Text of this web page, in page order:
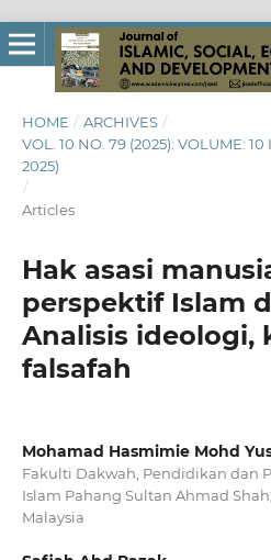
HOME / ARCHIVES /
VOL. 10 NO. 79 (2025): VOLUME: 10
2025)
/
Articles
Hak asasi
perspektif Islam
Analisis ideologi,
falsafah
Mohamad Hasmimie Mohd
Fakulti Dakwah, Pendidikan dan
Islam Pahang Sultan Ahmad
Malaysia